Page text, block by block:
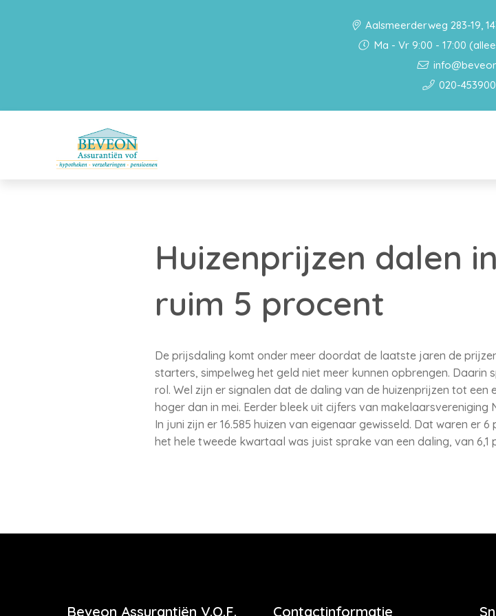
Aalsmeerderweg 283-19,
Ma - Vr 9:00 - 17:00
020-
Huizenprijzen dalen
ruim 5 procent
De prijsdaling komt onder meer doordat de laatste jaren de
starters, simpelweg het geld niet meer kunnen opbrengen.
rol. Wel zijn er signalen dat de daling van de huizenprijzen tot een
hoger dan in mei. Eerder bleek uit cijfers van
In juni zijn er 16.585 huizen van eigenaar gewisseld. Dat waren er
het hele tweede kwartaal was juist sprake van een daling, van 6,1
Beveon Assurantiën V.O.F. Contactinformatie